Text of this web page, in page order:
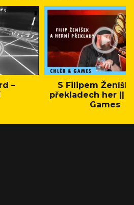
–
S Filipem
překladech her ||
Games